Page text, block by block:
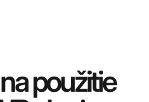
použitie